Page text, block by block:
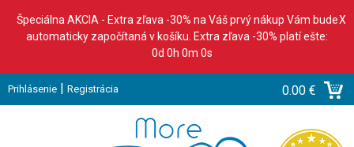
Špeciálna AKCIA - Extra zľava -30% na Váš prvý nákup Vám bude
automaticky započítaná v košíku. Extra zľava -30% platí ešte:
0d 0h 0m 0s
X
Prihlásenie | Registrácia 0.00 €